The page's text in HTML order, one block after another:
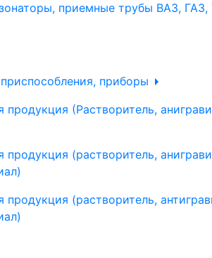
приемные трубы ВАЗ, ГАЗ,
приборы
продукция (Растворитель,
продукция (растворитель,
продукция (растворитель,